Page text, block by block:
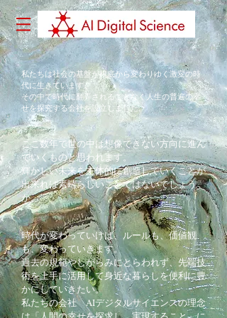
私たちは社会の基盤が根底から変わりゆく激変の時
代に生きています。
その中で時代に翻弄されることなく人生の普遍の幸
せを探究する会社を設立しました。
​ここ数年で世の中は想像できない方向に進ん
でいくものと思われます。
輝かしい未来を主体的に創造していくことが
出来れば素晴らしいことではないでしょう
か。
時代が変わっていけば、ルールも、価値観
も、変わっていきます。
過去の規範やしがらみにとらわれず、先端技
術を上手に活用して身近な暮らしを便利に豊
かにしていきたい。
​私たちの会社 AIデジタルサイエンスの理念